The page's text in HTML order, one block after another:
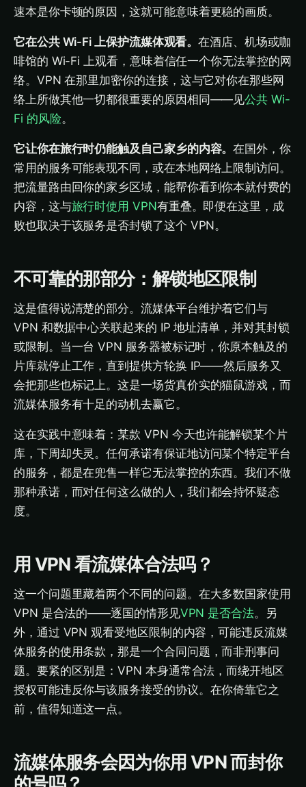
速本是你卡顿的原因，这就可能意味着更稳的画质。
它在公共 Wi-Fi 上保护流媒体观看。在酒店、机场或咖
啡馆的 Wi-Fi 上观看，意味着信任一个你无法掌控的网
络。VPN 在那里加密你的连接，这与它对你在那些网
络上所做其他一切都很重要的原因相同——见公共 Wi-
Fi 的风险。
它让你在旅行时仍能触及自己家乡的内容。在国外，你
常用的服务可能表现不同，或在本地网络上限制访问。
把流量路由回你的家乡区域，能帮你看到你本就付费的
内容，这与旅行时使用 VPN有重叠。即便在这里，成
败也取决于该服务是否封锁了这个 VPN。
不可靠的那部分：解锁地区限制
这是值得说清楚的部分。流媒体平台维护着它们与
VPN 和数据中心关联起来的 IP 地址清单，并对其封锁
或限制。当一台 VPN 服务器被标记时，你原本触及的
片库就停止工作，直到提供方轮换 IP——然后服务又
会把那些也标记上。这是一场货真价实的猫鼠游戏，而
流媒体服务有十足的动机去赢它。
这在实践中意味着：某款 VPN 今天也许能解锁某个片
库，下周却失灵。任何承诺有保证地访问某个特定平台
的服务，都是在兜售一样它无法掌控的东西。我们不做
那种承诺，而对任何这么做的人，我们都会持怀疑态
度。
用 VPN 看流媒体合法吗？
这一个问题里藏着两个不同的问题。在大多数国家使用
VPN 是合法的——逐国的情形见VPN 是否合法。另
外，通过 VPN 观看受地区限制的内容，可能违反流媒
体服务的使用条款，那是一个合同问题，而非刑事问
题。要紧的区别是：VPN 本身通常合法，而绕开地区
授权可能违反你与该服务接受的协议。在你倚靠它之
前，值得知道这一点。
流媒体服务会因为你用 VPN 而封你